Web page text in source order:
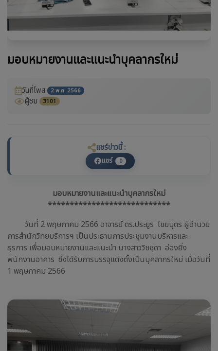
มอบหมายงานและแนะนำบุคลากรใหม่
วันที่โพส 2 พ.ค. 2566
ผู้ชม 3101
แชร์ข่าวนี้ :
แชร์ 0
มอบหมายงานและแนะนำบุคลากรใหม่
****************************
วันที่ 2 พฤษภาคม 2566 อาจารย์ ดร.ประยูร ไชยบุตร ผู้อำนวย
การสำนักวิทยบริการฯ เป็นประธานการประชุมงานบริหารและ
ธุรการ เพื่อมอบหมายงานและแนะนำ นางสาววิชชุดา อ่องยิ่ง
พนักงานอาคาร ซึ่งได้รับการบรรจุแต่งตั้งเป็นบุคลากรใหม่ เมื่อวันที่
1 พฤษภาคม 2566